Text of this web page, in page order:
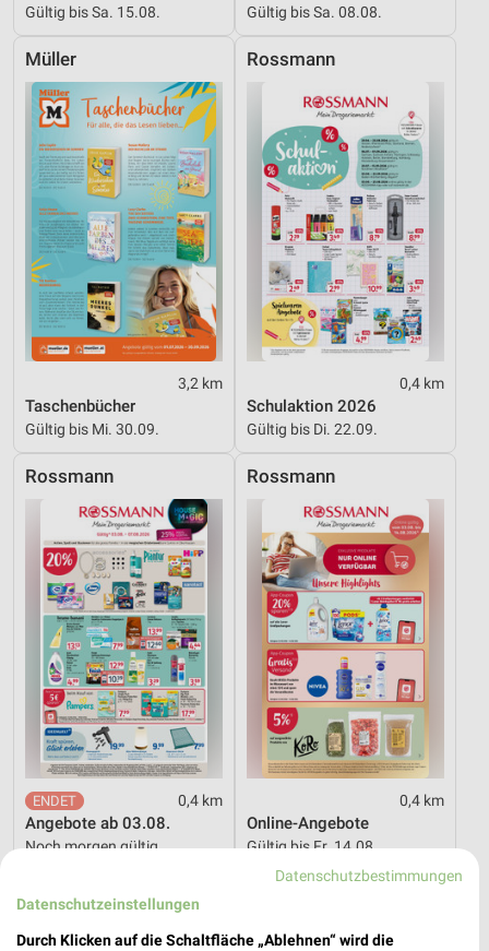
Gültig bis Sa. 15.08. Gültig bis Sa. 08.08.
Müller
3,2 km
Taschenbücher
Gültig bis Mi. 30.09.
Rossmann
0,4 km
Schulaktion 2026
Gültig bis Di. 22.09.
Rossmann
0,4 km
Angebote ab 03.08.
Noch morgen gültig
Rossmann
0,4 km
Online-Angebote
Gültig bis Fr. 14.08.
BUDNI
Datenschutzbestimmungen
Datenschutzeinstellungen
Durch Klicken auf die Schaltfläche „Ablehnen“ wird die